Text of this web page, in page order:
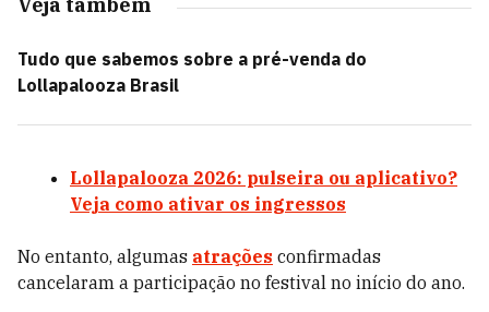
Tudo que sabemos sobre a pré-venda do
Lollapalooza Brasil
Lollapalooza 2026: pulseira ou aplicativo?
Veja como ativar os ingressos
No entanto, algumas atrações confirmadas
cancelaram a participação no festival no início do ano.